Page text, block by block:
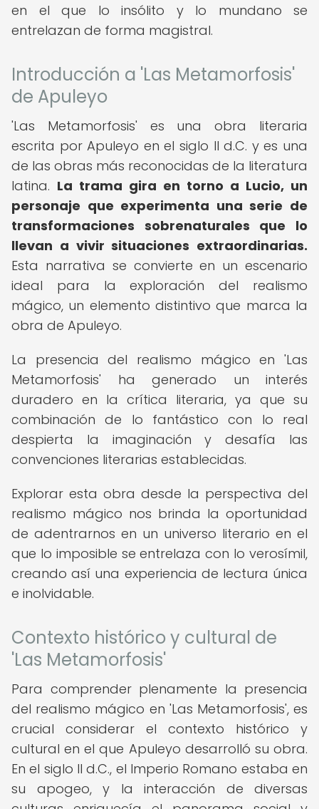
en el que lo insólito y lo mundano se
entrelazan de forma magistral.
Introducción a 'Las Metamorfosis'
de Apuleyo
'Las Metamorfosis' es una obra literaria
escrita por Apuleyo en el siglo II d.C. y es una
de las obras más reconocidas de la literatura
latina. La trama gira en torno a Lucio, un
personaje que experimenta una serie de
transformaciones sobrenaturales que lo
llevan a vivir situaciones extraordinarias.
Esta narrativa se convierte en un escenario
ideal para la exploración del realismo
mágico, un elemento distintivo que marca la
obra de Apuleyo.
La presencia del realismo mágico en 'Las
Metamorfosis' ha generado un interés
duradero en la crítica literaria, ya que su
combinación de lo fantástico con lo real
despierta la imaginación y desafía las
convenciones literarias establecidas.
Explorar esta obra desde la perspectiva del
realismo mágico nos brinda la oportunidad
de adentrarnos en un universo literario en el
que lo imposible se entrelaza con lo verosímil,
creando así una experiencia de lectura única
e inolvidable.
Contexto histórico y cultural de
'Las Metamorfosis'
Para comprender plenamente la presencia
del realismo mágico en 'Las Metamorfosis', es
crucial considerar el contexto histórico y
cultural en el que Apuleyo desarrolló su obra.
En el siglo II d.C., el Imperio Romano estaba en
su apogeo, y la interacción de diversas